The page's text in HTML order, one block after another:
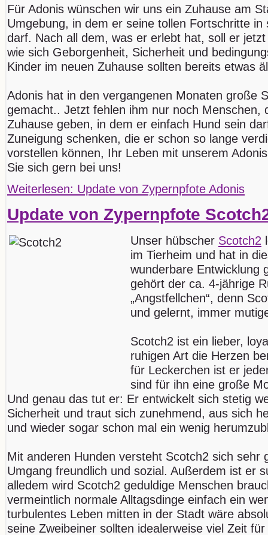
Für Adonis wünschen wir uns ein Zuhause am
Umgebung, in dem er seine tollen Fortschritte in
darf. Nach all dem, was er erlebt hat, soll er
wie sich Geborgenheit, Sicherheit und
Kinder im neuen Zuhause sollten bereits etwas
Adonis hat in den vergangenen Monaten große
gemacht.. Jetzt fehlen ihm nur noch Menschen,
Zuhause geben, in dem er einfach Hund sein
Zuneigung schenken, die er schon so lange
vorstellen können, Ihr Leben mit unserem
Sie sich gern bei uns!
Weiterlesen: Update von Zypernpfote Adonis
Update von Zypernpfote
Unser hübscher Scotch2
im Tierheim und hat in
wunderbare Entwicklung
gehört der ca. 4-jährige
„Angstfellchen“, denn
und gelernt, immer
Scotch2 ist ein lieber,
ruhigen Art die Herzen
für Leckerchen ist er
sind für ihn eine große
Und genau das tut er: Er entwickelt sich stetig
Sicherheit und traut sich zunehmend, aus sich
und wieder sogar schon mal ein wenig
Mit anderen Hunden versteht Scotch2 sich sehr
Umgang freundlich und sozial. Außerdem ist er
alledem wird Scotch2 geduldige Menschen
vermeintlich normale Alltagsdinge einfach ein
turbulentes Leben mitten in der Stadt wäre
seine Zweibeiner sollten idealerweise viel Zeit